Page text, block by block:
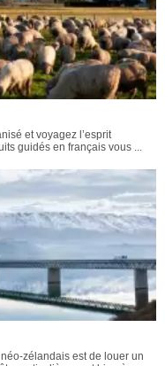
et voyagez l’esprit
guidés en français vous ...
zélandais est de louer un